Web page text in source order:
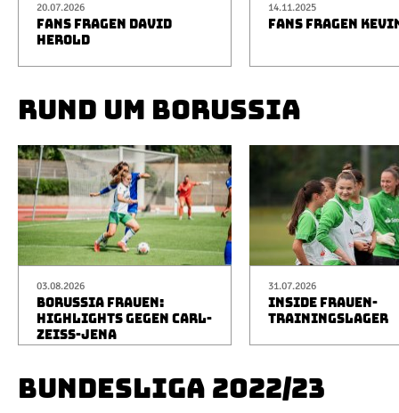
20.07.2026
FANS FRAGEN DAVID
HEROLD
14.11.2025
FANS FRAGEN
RUND UM BORUSSIA
03.08.2026
BORUSSIA FRAUEN:
HIGHLIGHTS GEGEN CARL-
ZEISS-JENA
31.07.2026
INSIDE FRAUEN-
TRAININGSLAGER
BUNDESLIGA 2022/23